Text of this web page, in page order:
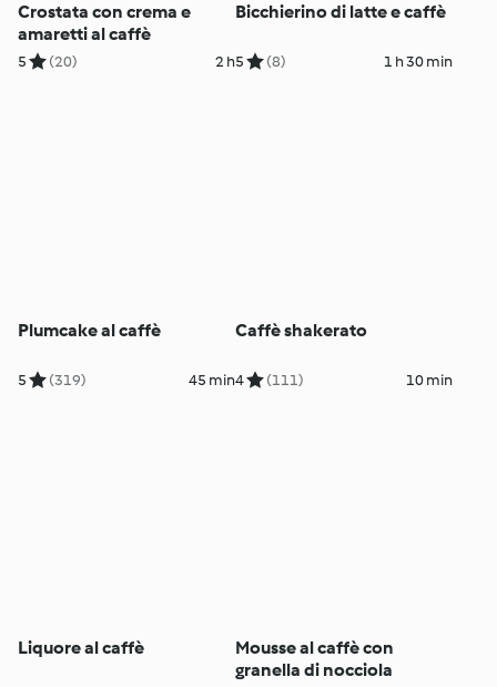
Crostata con crema e
amaretti al caffè
5 (20) 2 h
Bicchierino di latte e caffè
5 (8) 1 h 30 min
Plumcake al caffè
5 (319) 45 min
Caffè shakerato
4 (111) 10 min
Liquore al caffè
Mousse al caffè con
granella di nocciola